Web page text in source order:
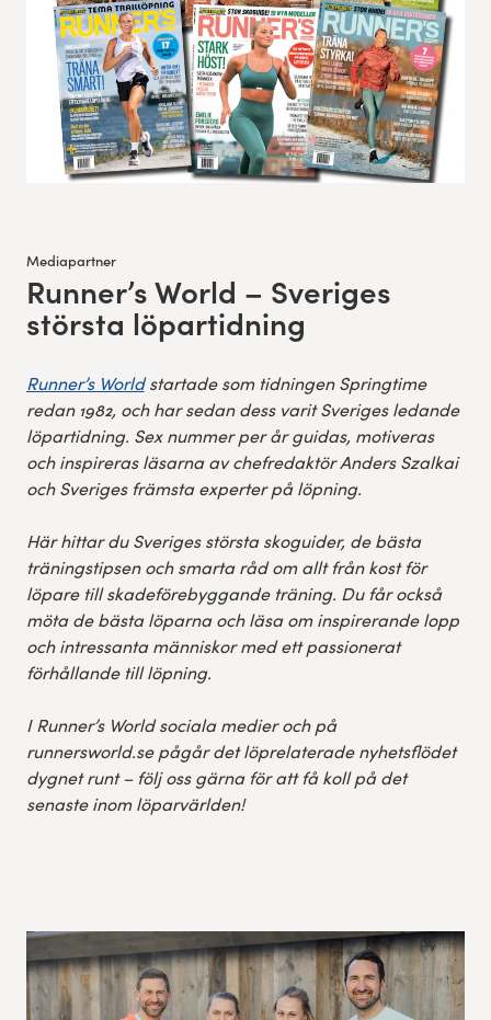
Mediapartner
:Runner’s World ­– Sveriges
största löpartidning
Runner’s Worldstartade som tidningen Springtime
redan 1982, och har sedan dess varit Sveriges ledande
löpartidning. Sex nummer per år guidas, motiveras
och inspireras läsarna av chefredaktör Anders Szalkai
och Sveriges främsta experter på löpning.
Här hittar du Sveriges största skoguider, de bästa
träningstipsen och smarta råd om allt från kost för
löpare till skadeförebyggande träning. Du får också
möta de bästa löparna och läsa om inspirerande lopp
och intressanta människor med ett passionerat
förhållande till löpning.
I Runner’s World sociala medier och på
runnersworld.se pågår det löprelaterade nyhetsflödet
dygnet runt – följ oss gärna för att få koll på det
senaste inom löparvärlden!